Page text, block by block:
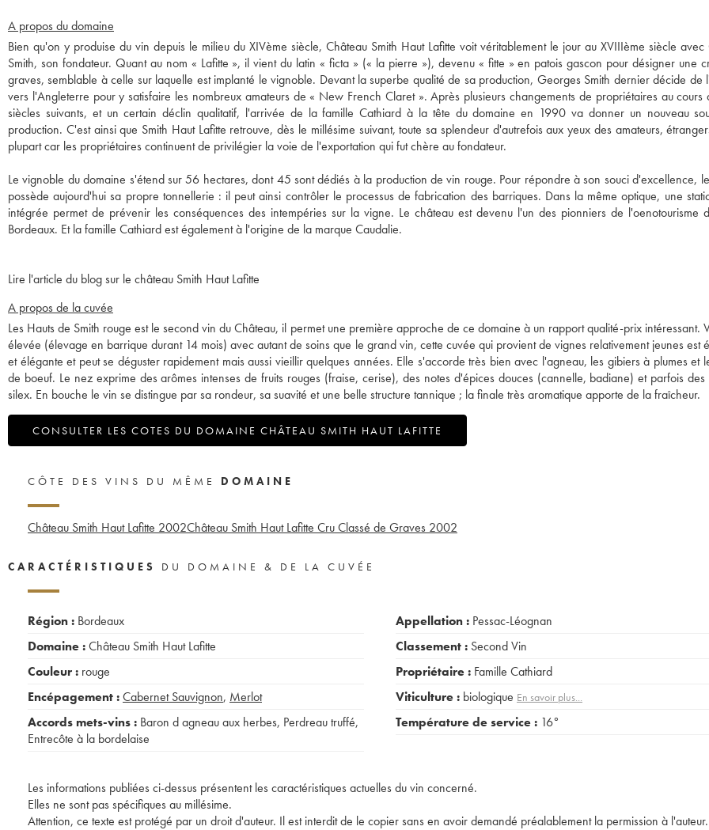
A propos du domaine
Bien qu'on y produise du vin depuis le milieu du XIVème siècle, Château Smith Haut Lafitte voit véritablement le jour au XVIIIème siècle
Smith, son fondateur. Quant au nom « Lafitte », il vient du latin « ficta » (« la pierre »), devenu « fitte » en patois gascon pour désigner une
graves, semblable à celle sur laquelle est implanté le vignoble. Devant la superbe qualité de sa production, Georges Smith dernier décide de
vers l'Angleterre pour y satisfaire les nombreux amateurs de « New French Claret ». Après plusieurs changements de propriétaires au cours
siècles suivants, et un certain déclin qualitatif, l'arrivée de la famille Cathiard à la tête du domaine en 1990 va donner un nouveau
production. C'est ainsi que Smith Haut Lafitte retrouve, dès le millésime suivant, toute sa splendeur d'autrefois aux yeux des amateurs,
plupart car les propriétaires continuent de privilégier la voie de l'exportation qui fut chère au fondateur.
Le vignoble du domaine s'étend sur 56 hectares, dont 45 sont dédiés à la production de vin rouge. Pour répondre à son souci d'excellence,
possède aujourd'hui sa propre tonnellerie : il peut ainsi contrôler le processus de fabrication des barriques. Dans la même optique, une
intégrée permet de prévenir les conséquences des intempéries sur la vigne. Le château est devenu l'un des pionniers de l'oenotourisme
Bordeaux. Et la famille Cathiard est également à l'origine de la marque Caudalie.
Lire l'article du blog sur le château Smith Haut Lafitte
A propos de la cuvée
Les Hauts de Smith rouge est le second vin du Château, il permet une première approche de ce domaine à un rapport qualité-prix intéressant.
élevée (élevage en barrique durant 14 mois) avec autant de soins que le grand vin, cette cuvée qui provient de vignes relativement jeunes est
et élégante et peut se déguster rapidement mais aussi vieillir quelques années. Elle s'accorde très bien avec l'agneau, les gibiers à plumes et
de boeuf. Le nez exprime des arômes intenses de fruits rouges (fraise, cerise), des notes d'épices douces (cannelle, badiane) et parfois
silex. En bouche le vin se distingue par sa rondeur, sa suavité et une belle structure tannique ; la finale très aromatique apporte de la fraîcheur.
CONSULTER LES COTES DU DOMAINE CHÂTEAU SMITH HAUT LAFITTE
CÔTE DES VINS DU MÊME DOMAINE
Château Smith Haut Lafitte 2002Château Smith Haut Lafitte Cru Classé de Graves 2002
CARACTÉRISTIQUES DU DOMAINE & DE LA CUVÉE
Région : Bordeaux
Domaine :Château Smith Haut Lafitte
Couleur : rouge
Encépagement :Cabernet Sauvignon, Merlot
Accords mets-vins : Baron d agneau aux herbes, Perdreau truffé,
Entrecôte à la bordelaise
Appellation : Pessac-Léognan
Classement : Second Vin
Propriétaire : Famille Cathiard
Viticulture : biologique En savoir plus...
Température de service : 16°
Les informations publiées ci-dessus présentent les caractéristiques actuelles du vin concerné.
Elles ne sont pas spécifiques au millésime.
Attention, ce texte est protégé par un droit d'auteur. Il est interdit de le copier sans en avoir demandé préalablement la permission à l'auteur.